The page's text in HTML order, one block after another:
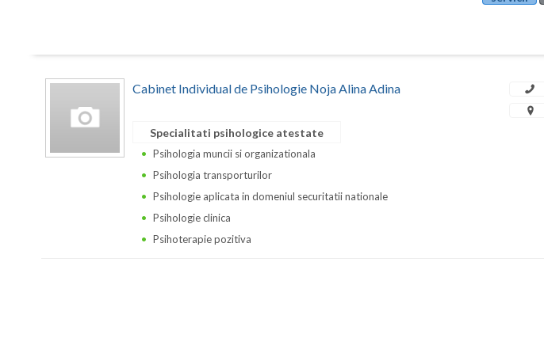
Cabinet Individual de Psihologie Noja Alina Adina
Specialitati psihologice atestate
Psihologia muncii si organizationala
Psihologia transporturilor
Psihologie aplicata in domeniul securitatii nationale
Psihologie clinica
Psihoterapie pozitiva